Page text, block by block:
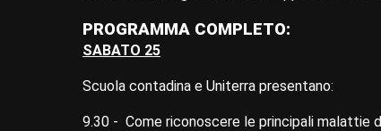
PROGRAMMA COMPLETO:
SABATO 25
Scuola contadina e Uniterra presentano:
9.30 - Come riconoscere le principali malattie